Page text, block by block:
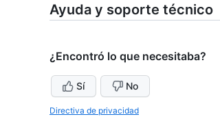
Ayuda y soporte técnico
¿Encontró lo que necesitaba?
Sí No
Directiva de privacidad